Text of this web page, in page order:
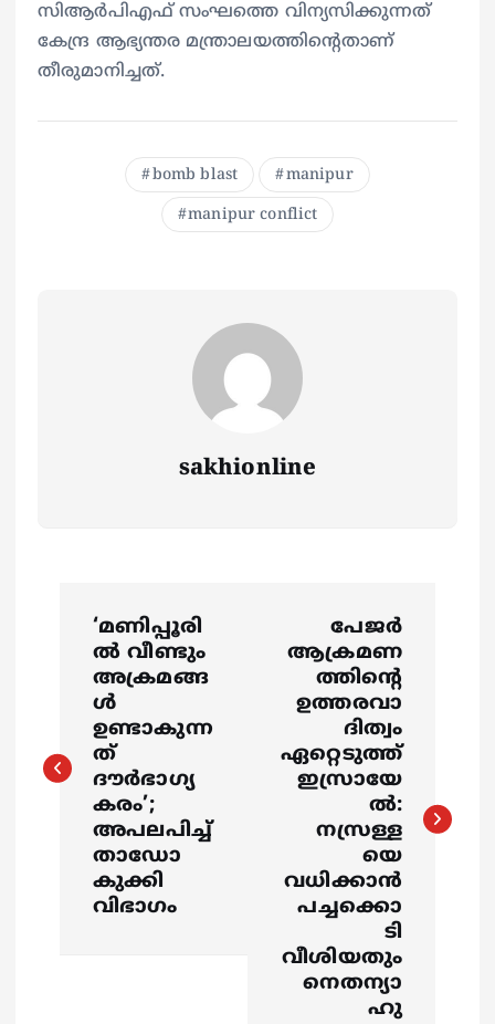
സിആർപിഎഫ് സംഘത്തെ വിന്യസിക്കുന്നത്
കേന്ദ്ര ആഭ്യന്തര മന്ത്രാലയത്തിൻ്റെതാണ്
തീരുമാനിച്ചത്.
bomb blast manipur
manipur conflict
sakhionline
t
‘മണിപ്പൂരി
ൽ വീണ്ടും
അക്രമങ്ങ
ൾ
ഉണ്ടാകുന്ന
ത്
ദൗർഭാഗ്യ
കരം’;
അപലപിച്ച്
താഡോ
കുക്കി
വിഭാഗം
പേജർ
ആക്രമണ
ത്തിന്റെ
ഉത്തരവാ
ദിത്വം
ഏറ്റെടുത്ത്
ഇസ്രായേ
ൽ:
നസ്രള്ള
യെ
വധിക്കാൻ
പച്ചക്കൊ
ടി
വീശിയതും
നെതന്യാ
ഹു